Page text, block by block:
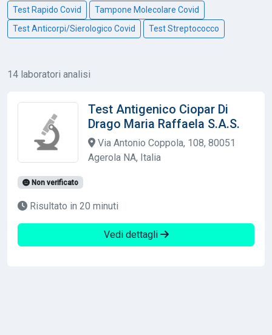
Test Rapido Covid
Tampone Molecolare Covid
Test Anticorpi/Sierologico Covid
Test Streptococco
14 laboratori analisi
Test Antigenico Ciopar Di
Drago Maria Raffaela S.A.S.
Via Antonio Coppola, 108, 80051
Agerola NA, Italia
Non verificato
Risultato in 20 minuti
Vedi dettagli